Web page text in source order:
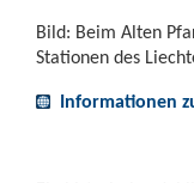
Bild: Beim Alten
Stationen des
Informationen